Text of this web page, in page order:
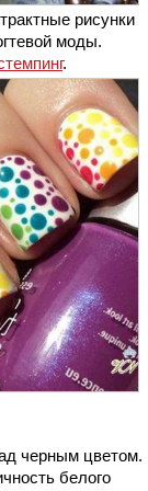
рисунки
моды.
.
черным цветом.
белого